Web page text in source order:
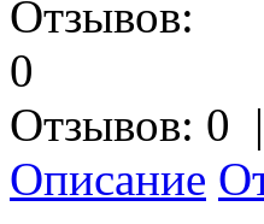
Отзывов: 0 |
Описание